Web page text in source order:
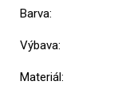
Barva:
Výbava:
Materiál: